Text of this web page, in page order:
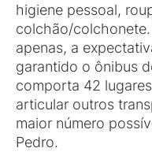
higiene pessoal,
colchão/
apenas, a
garantido o ônibus
comporta 42
articular outros
maior número
Pedro.